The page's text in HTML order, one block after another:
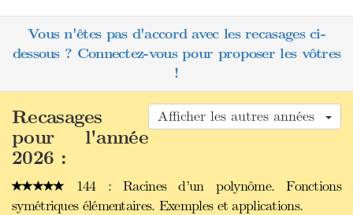
Vous n'êtes pas d'accord avec les recasages ci-
dessous ? Connectez-vous pour proposer les vôtres
!
Afficher les autres années
Recasages
pour l'année
2026 :
144 : Racines d’un polynôme. Fonctions
symétriques élémentaires. Exemples et applications.